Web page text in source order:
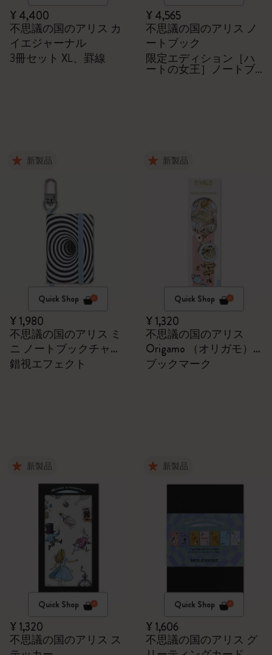
¥ 4,400
不思議の国のアリス カ
イエジャーナル
3冊セット XL、罫線
¥ 4,565
不思議の国のアリス ノ
ートブック
限定エディション［ハ
ートの女王］ノートブ
新製品
Quick Shop
¥ 1,980
不思議の国のアリス ミ
ニ ノートブックチャー
ム
錯視エフェクト
新製品
Quick Shop
¥ 1,320
不思議の国のアリス
Origamo （オリガモ）
ブックマーク
ブックマーク
新製品
Quick Shop
¥ 1,320
不思議の国のアリス ス
新製品
Quick Shop
¥ 1,606
不思議の国のアリス グ